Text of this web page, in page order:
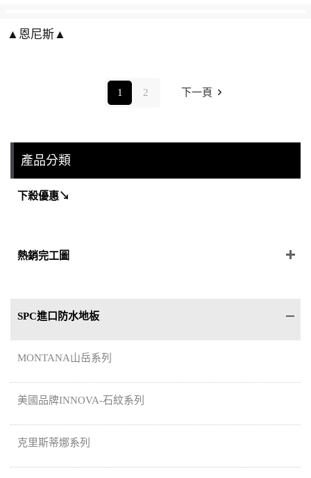
▲恩尼斯▲
1 2 下一頁
產品分類
下殺優惠↘
熱銷完工圖
SPC進口防水地板
MONTANA山岳系列
美國品牌INNOVA-石紋系列
克里斯蒂娜系列